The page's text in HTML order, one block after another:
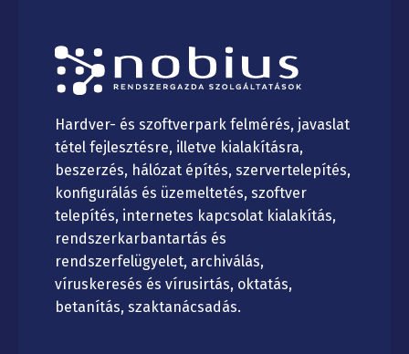
Hardver- és szoftverpark felmérés, javaslat
tétel fejlesztésre, illetve kialakításra,
beszerzés, hálózat építés, szervertelepítés,
konfigurálás és üzemeltetés, szoftver
telepítés, internetes kapcsolat kialakítás,
rendszerkarbantartás és
rendszerfelügyelet, archiválás,
víruskeresés és vírusirtás, oktatás,
betanítás, szaktanácsadás.